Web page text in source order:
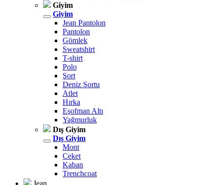
Giyim
Giyim
Jean Pantolon
Pantolon
Gömlek
Sweatshirt
T-shirt
Polo
Şort
Deniz Şortu
Atlet
Hırka
Eşofman Altı
Yağmurluk
Dış Giyim
Dış Giyim
Mont
Ceket
Kaban
Trenchcoat
Jean